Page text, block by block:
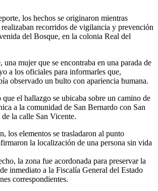
los hechos se originaron mientras
recorridos de vigilancia y prevención
del Bosque, en la colonia Real del
mujer que se encontraba en una parada de
a los oficiales para informarles que,
observado un bulto con apariencia humana.
que el hallazgo se ubicaba sobre un camino de
a la comunidad de San Bernardo con San
la calle San Vicente.
los elementos se trasladaron al punto
la localización de una persona sin vida
la zona fue acordonada para preservar la
inmediato a la Fiscalía General del Estado
correspondientes.